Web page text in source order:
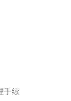
手续